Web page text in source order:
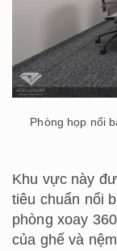
Phòng họp nổi
Khu vực này
tiêu chuẩn nổi
phòng xoay
của ghế và